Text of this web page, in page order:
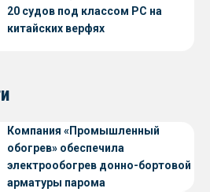
20 судов под классом РС на
китайских верфях
Компания «Промышленный
обогрев» обеспечила
электрообогрев донно-бортовой
арматуры парома